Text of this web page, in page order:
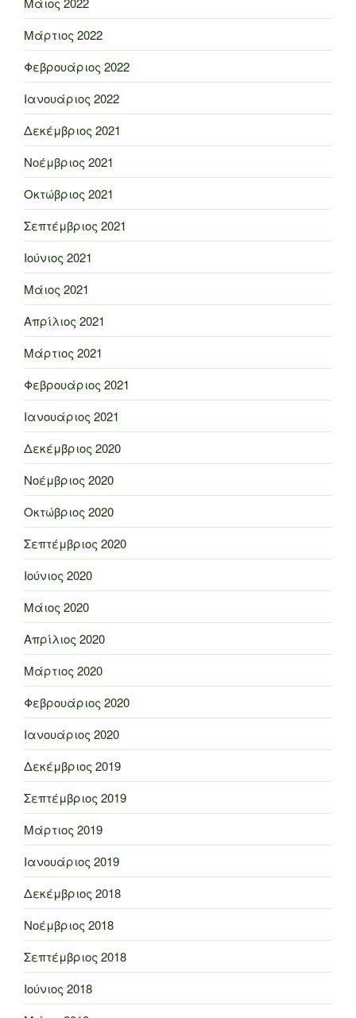
Μάρτιος 2022
Φεβρουάριος 2022
Ιανουάριος 2022
Δεκέμβριος 2021
Νοέμβριος 2021
Οκτώβριος 2021
Σεπτέμβριος 2021
Ιούνιος 2021
Μάιος 2021
Απρίλιος 2021
Μάρτιος 2021
Φεβρουάριος 2021
Ιανουάριος 2021
Δεκέμβριος 2020
Νοέμβριος 2020
Οκτώβριος 2020
Σεπτέμβριος 2020
Ιούνιος 2020
Μάιος 2020
Απρίλιος 2020
Μάρτιος 2020
Φεβρουάριος 2020
Ιανουάριος 2020
Δεκέμβριος 2019
Σεπτέμβριος 2019
Μάρτιος 2019
Ιανουάριος 2019
Δεκέμβριος 2018
Νοέμβριος 2018
Σεπτέμβριος 2018
Ιούνιος 2018